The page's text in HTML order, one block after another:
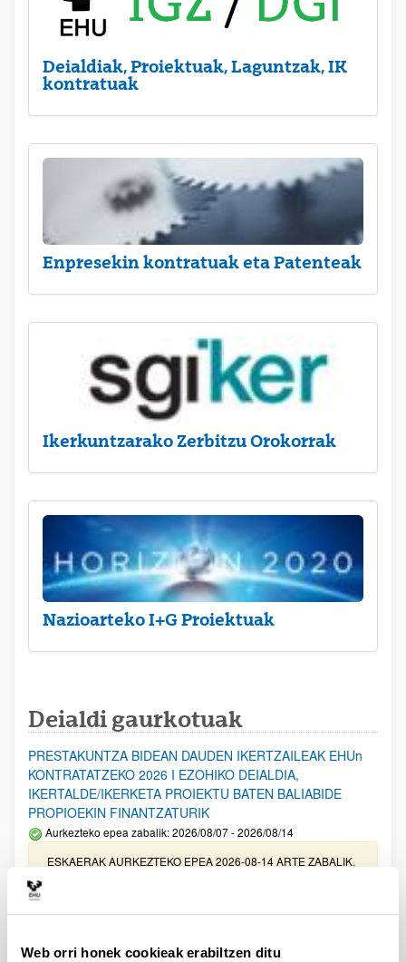
Web orri honek cookieak erabiltzen ditu
Deialdiak, Proiektuak, Laguntzak, IK
kontratuak
Enpresekin kontratuak eta Patenteak
Ikerkuntzarako Zerbitzu Orokorrak
Nazioarteko I+G Proiektuak
Deialdi gaurkotuak
PRESTAKUNTZA BIDEAN DAUDEN IKERTZAILEAK EHUn
KONTRATATZEKO 2026 I EZOHIKO DEIALDIA,
IKERTALDE/IKERKETA PROIEKTU BATEN BALIABIDE
PROPIOEKIN FINANTZATURIK
Aurkezteko epea zabalik: 2026/08/07 - 2026/08/14
ESKAERAK AURKEZTEKO EPEA 2026-08-14 ARTE ZABALIK.
UPV/EHUn Azpiegitura Zientifikoa eta Funts Bibliografikoak